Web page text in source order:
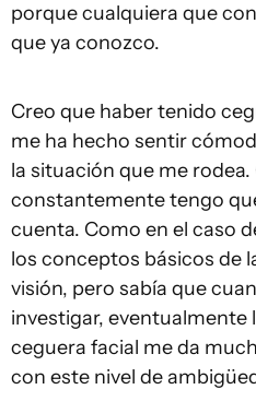
porque cualquiera que
que ya conozco.
Creo que haber tenido
me ha hecho sentir
la situación que me
constantemente tengo
cuenta. Como en el caso
los conceptos básicos de
visión, pero sabía que
investigar, eventualmente
ceguera facial me da
con este nivel de